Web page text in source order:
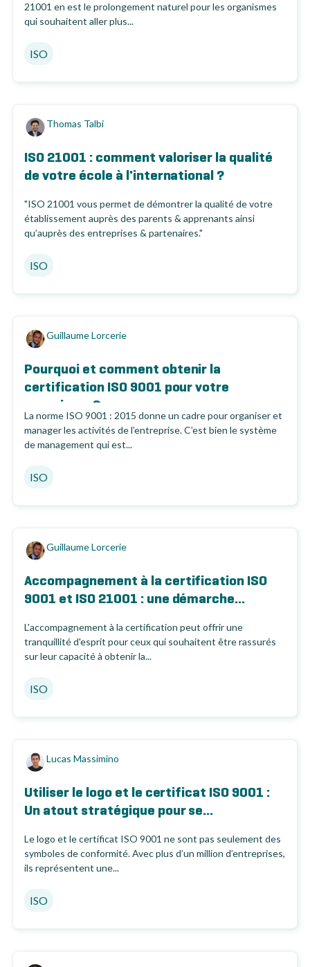
21001 en est le prolongement naturel pour les organismes
qui souhaitent aller plus...
ISO
Thomas Talbi
ISO 21001 : comment valoriser la qualité
de votre école à l'international ?
"ISO 21001 vous permet de démontrer la qualité de votre
établissement auprès des parents & apprenants ainsi
qu’auprès des entreprises & partenaires."
ISO
Guillaume Lorcerie
Pourquoi et comment obtenir la
certification ISO 9001 pour votre
organisme ?
La norme ISO 9001 : 2015 donne un cadre pour organiser et
manager les activités de l’entreprise. C’est bien le système
de management qui est...
ISO
Guillaume Lorcerie
Accompagnement à la certification ISO
9001 et ISO 21001 : une démarche...
L'accompagnement à la certification peut offrir une
tranquillité d'esprit pour ceux qui souhaitent être rassurés
sur leur capacité à obtenir la...
ISO
Lucas Massimino
Utiliser le logo et le certificat ISO 9001 :
Un atout stratégique pour se...
Le logo et le certificat ISO 9001 ne sont pas seulement des
symboles de conformité. Avec plus d’un million d’entreprises,
ils représentent une...
ISO